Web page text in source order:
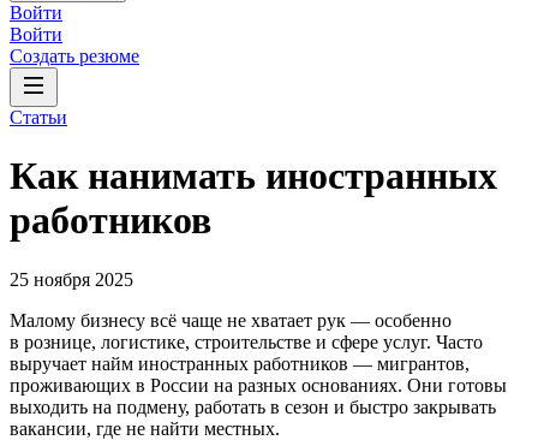
Войти
Войти
Создать резюме
Статьи
Как нанимать иностранных
работников
25 ноября 2025
Малому бизнесу всё чаще не хватает рук — особенно
в рознице, логистике, строительстве и сфере услуг. Часто
выручает найм иностранных работников — мигрантов,
проживающих в России на разных основаниях. Они готовы
выходить на подмену, работать в сезон и быстро закрывать
вакансии, где не найти местных.